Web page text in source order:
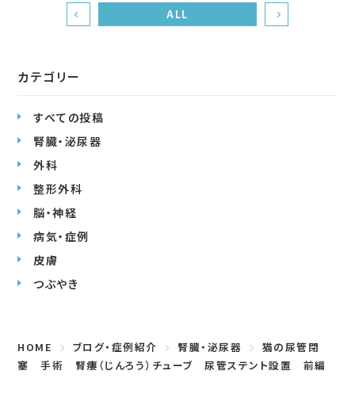
カテゴリー
すべての投稿
腎臓・泌尿器
外科
整形外科
脳・神経
病気・症例
皮膚
つぶやき
ALL
HOME ブログ・症例紹介 腎臓・泌尿器
猫の尿管閉
塞 手術 腎瘻（じんろう）チューブ 尿管ステント設置 前編